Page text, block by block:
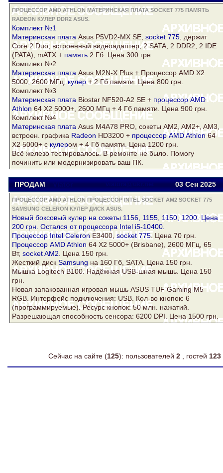
ПРОЦЕССОР AMD ATHLON МАТЕРИНСКАЯ ПЛАТА SOCKET 775 ПАМЯТЬ
RADEON КУЛЕР DDR2 ASUS.
Комплект №1
Материнская плата Asus P5VD2-MX SE, socket 775 , держит
Core 2 Duo, встроенный видеоадаптер, 2 SATA, 2 DDR2 , 2 IDE
(PATA), mATX + память 2 Гб. Цена 300 грн.
Комплект №2
Материнская плата Asus M2N-X Plus + Процессор AMD X2
5000, 2600 МГц,кулер+ 2 Гб памяти. Цена 800 грн.
Комплект №3
Материнская плата Biostar NF520-A2 SE + процессор AMD
Athlon 64 Х2 5000+, 2600 МГц + 4 Гб памяти. Цена 900 грн.
Комплект №4
Материнская плата Asus M4A78 PRO, сокеты AM2, AM2+, AM3,
встроен. графика Radeon HD3200 + процессор AMD Athlon64
Х2 5000+ скулером + 4 Гб памяти. Цена 1200 грн.
Всё железо тестировалось. В ремонте не было. Помогу
починить или модернизировать ваш ПК.
ПРОДАМ Viator viatora@ukr.net 03 Сен2025
ПРОЦЕССОР AMD ATHLON ПРОЦЕССОР INTEL SOCKET AM2 SOCKET 775
SAMSUNG CELERON КУЛЕР ДИСК ASUS.
Новый боксовый кулер на сокеты 1156, 1155, 1150, 1200. Цена
200 грн. Остался от процессора Intel i5-10400.
Процессор Intel CeleronE3400, socket 775. Цена 70 грн.
Процессор AMD Athlon 64 Х2 5000+ (Brisbane), 2600 МГц, 65
Вт, socket AM2 . Цена 150 грн.
Жесткий диск Samsung на 160 Гб, SATA. Цена 150 грн.
Мышка Logitech B100. Надёжная USB-шная мышь. Цена 150
грн.
Новая запакованная игровая мышь ASUS TUF Gaming M5
RGB. Интерфейс подключения: USB. Кол-во кнопок: 6
(программируемые). Ресурс кнопок: 50 млн. нажатий.
Разрешающая способность сенсора: 6200 DPI. Цена 1500 грн.
Сейчас на сайте (125): пользователей 2 , гостей 123